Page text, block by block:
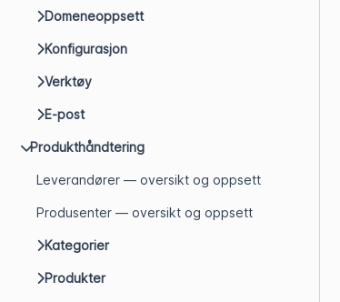
Domeneoppsett
Konfigurasjon
Verktøy
E-post
Produkthåndtering
Leverandører — oversikt og oppsett
Produsenter — oversikt og oppsett
Kategorier
Produkter